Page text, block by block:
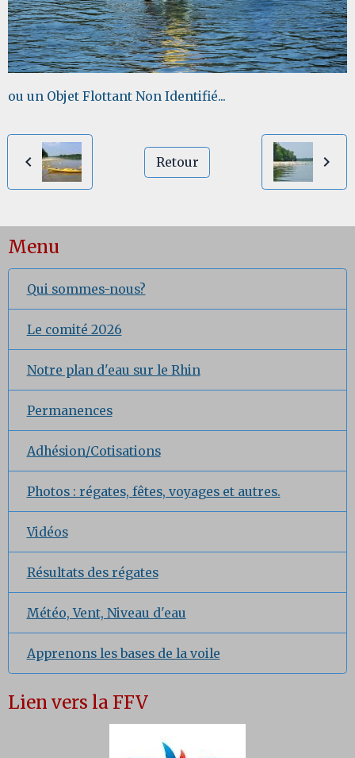
ou un Objet Flottant Non Identifié...
Retour
Menu
Qui sommes-nous?
Le comité 2026
Notre plan d'eau sur le Rhin
Permanences
Adhésion/Cotisations
Photos : régates, fêtes, voyages et autres.
Vidéos
Résultats des régates
Météo, Vent, Niveau d'eau
Apprenons les bases de la voile
Lien vers la FFV